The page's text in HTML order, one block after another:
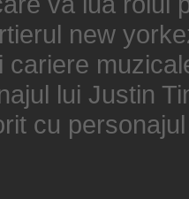
new
cariere
lui Justin
cu